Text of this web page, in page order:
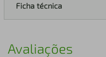
Ficha técnica
Avaliações